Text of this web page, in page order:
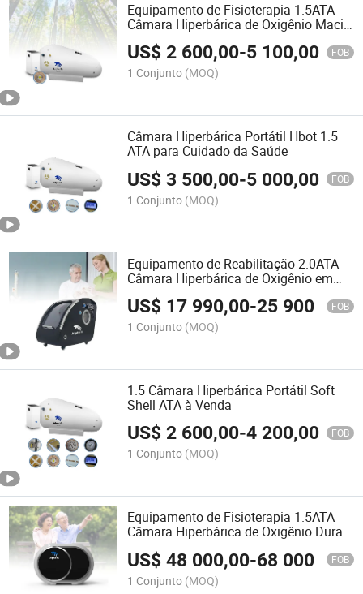
Equipamento de Fisioterapia 1.5ATA
Câmara Hiperbárica de Oxigênio Macia
Triangular para Uso Doméstico
US$2 600,00-5 100,00 FOB
1 Conjunto (MOQ)
Câmara Hiperbárica Portátil Hbot 1.5
ATA para Cuidado da Saúde
US$3 500,00-5 000,00 FOB
1 Conjunto (MOQ)
Equipamento de Reabilitação 2.0ATA
Câmara Hiperbárica de Oxigênio em
Forma de Triângulo de Casco Rígido
US$ 17 990,00-25 900,00 FOB
1 Conjunto (MOQ)
1.5 Câmara Hiperbárica Portátil Soft
Shell ATA à Venda
US$2 600,00-4 200,00 FOB
1 Conjunto (MOQ)
Equipamento de Fisioterapia 1.5ATA
Câmara Hiperbárica de Oxigênio Dura
Bem-Estar
US$48 000,00-68 000,00 FOB
1 Conjunto (MOQ)